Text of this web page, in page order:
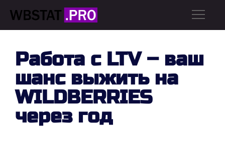
Работа с LTV – ваш
шанс выжить на
WILDBERRIES
через год